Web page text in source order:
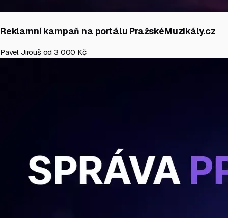
Reklamní kampaň na portálu PražskéMuzikály.cz
Pavel Jirouš od 3 000 Kč